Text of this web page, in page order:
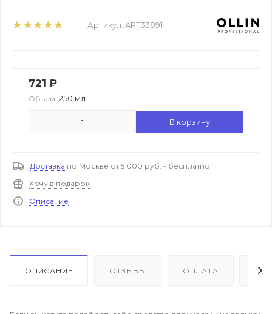
Артикул: ART33891
721 ₽
Объем: 250 мл
В корзину
Доставка по Москве от 5 000 руб. - бесплатно
Хочу в подарок
Описание
ОПИСАНИЕ ОТЗЫВЫ ОПЛАТА